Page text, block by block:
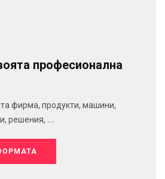
професионална
фирма, продукти, машини,
решения, ...